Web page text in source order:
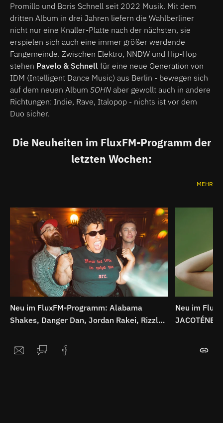
Promillo und Boris Schnell seit 2022 Musik. Mit dem
dritten Album in drei Jahren liefern die Wahlberliner
nicht nur eine Knaller-Platte nach der nächsten, sie
erspielen sich auch eine immer größer werdende
Fangemeinde. Zwischen Elektro, NNDW und Hip-Hop
stehen Pavelo & Schnell für eine neue Generation von
IDM (Intelligent Dance Music) aus Berlin - bewegen sich
auf dem neuen Album SOHN aber gewollt auch in andere
Richtungen: Indie, Rave, Italopop - nichts ist vor dem
Duo sicher.
Die Neuheiten im FluxFM-Programm der
letzten Wochen:
MEHR
Neu im FluxFM-Programm: Alabama
Shakes, Danger Dan, Jordan Rakei, Rizzle
Neu im
JACOTÉNE,